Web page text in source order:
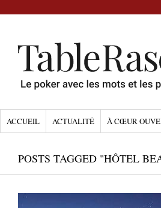
ACCUEIL ACTUALITÉ À CŒUR
POSTS TAGGED "HÔTEL